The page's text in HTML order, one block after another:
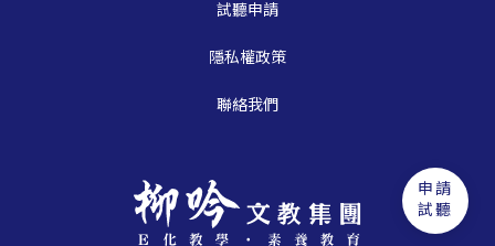
試聽申請
隱私權政策
聯絡我們
申請
試聽